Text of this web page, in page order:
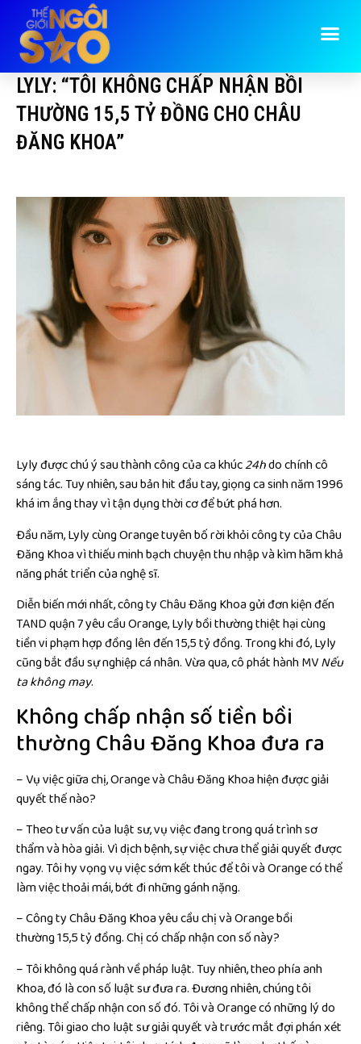
LYLY: “TÔI KHÔNG CHẤP NHẬN BỒI
THƯỜNG 15,5 TỶ ĐỒNG CHO CHÂU
ĐĂNG KHOA”
Lyly được chú ý sau thành công của ca khúc24hdo chính cô
sáng tác. Tuy nhiên, sau bản hit đầu tay, giọng ca sinh năm 1996
khá im ắng thay vì tận dụng thời cơ để bứt phá hơn.
Đầu năm, Lyly cùng Orange tuyên bố rời khỏi công ty của Châu
Đăng Khoa vì thiếu minh bạch chuyện thu nhập và kìm hãm khả
năng phát triển của nghệ sĩ.
Diễn biến mới nhất, công ty Châu Đăng Khoa gửi đơn kiện đến
TAND quận 7 yêu cầu Orange, Lyly bồi thường thiệt hại cùng
tiền vi phạm hợp đồng lên đến 15,5 tỷ đồng. Trong khi đó, Lyly
cũng bắt đầu sự nghiệp cá nhân. Vừa qua, cô phát hành MVNếu
ta không may.
Không chấp nhận số tiền bồi
thường Châu Đăng Khoa đưa ra
– Vụ việc giữa chị, Orange và Châu Đăng Khoa hiện được giải
quyết thế nào?
– Theo tư vấn của luật sư, vụ việc đang trong quá trình sơ
thẩm và hòa giải. Vì dịch bệnh, sự việc chưa thể giải quyết được
ngay. Tôi hy vọng vụ việc sớm kết thúc để tôi và Orange có thể
làm việc thoải mái, bớt đi những gánh nặng.
– Công ty Châu Đăng Khoa yêu cầu chị và Orange bồi
thường 15,5 tỷ đồng. Chị có chấp nhận con số này?
– Tôi không quá rành về pháp luật. Tuy nhiên, theo phía anh
Khoa, đó là con số luật sư đưa ra. Đương nhiên, chúng tôi
không thể chấp nhận con số đó. Tôi và Orange có những lý do
riêng. Tôi giao cho luật sư giải quyết và trước mắt đợi phán xét